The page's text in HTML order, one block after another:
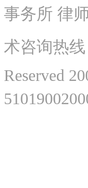
事务所 律
术咨询热线
Reserved